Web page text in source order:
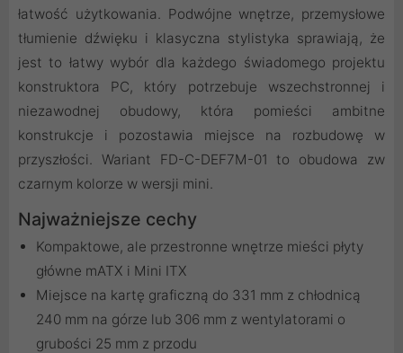
łatwość użytkowania. Podwójne wnętrze, przemysłowe
tłumienie dźwięku i klasyczna stylistyka sprawiają, że
jest to łatwy wybór dla każdego świadomego projektu
konstruktora PC, który potrzebuje wszechstronnej i
niezawodnej obudowy, która pomieści ambitne
konstrukcje i pozostawia miejsce na rozbudowę w
przyszłości. Wariant FD-C-DEF7M-01 to obudowa zw
czarnym kolorze w wersji mini.
Najważniejsze cechy
Kompaktowe, ale przestronne wnętrze mieści płyty
główne mATX i Mini ITX
Miejsce na kartę graficzną do 331 mm z chłodnicą
240 mm na górze lub 306 mm z wentylatorami o
grubości 25 mm z przodu